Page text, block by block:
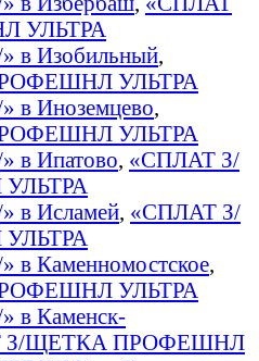
УЛЬТРА
Изобильный,
УЛЬТРА
Иноземцево,
УЛЬТРА
Ипатово, «СПЛАТ З/
Исламей, «СПЛАТ З/
Каменномостское,
УЛЬТРА
Каменск-
З/ЩЕТКА ПРОФЕШНЛ